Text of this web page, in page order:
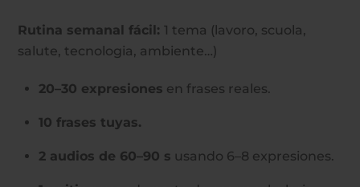
Rutina semanal fácil:1 tema (lavoro, scuola,
salute, tecnologia, ambiente…)
20–30 expresiones en frases reales.
10 frases tuyas.
2 audios de 60–90 s usando 6–8 expresiones.